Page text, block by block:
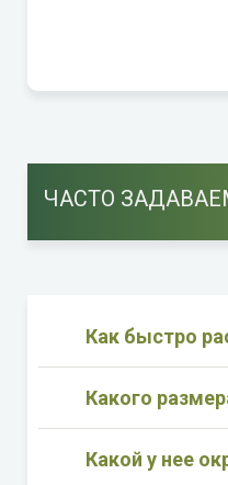
ЧАСТО
Как быстро
Какого
Какой у нее